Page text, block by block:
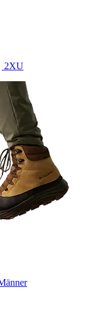
2XU